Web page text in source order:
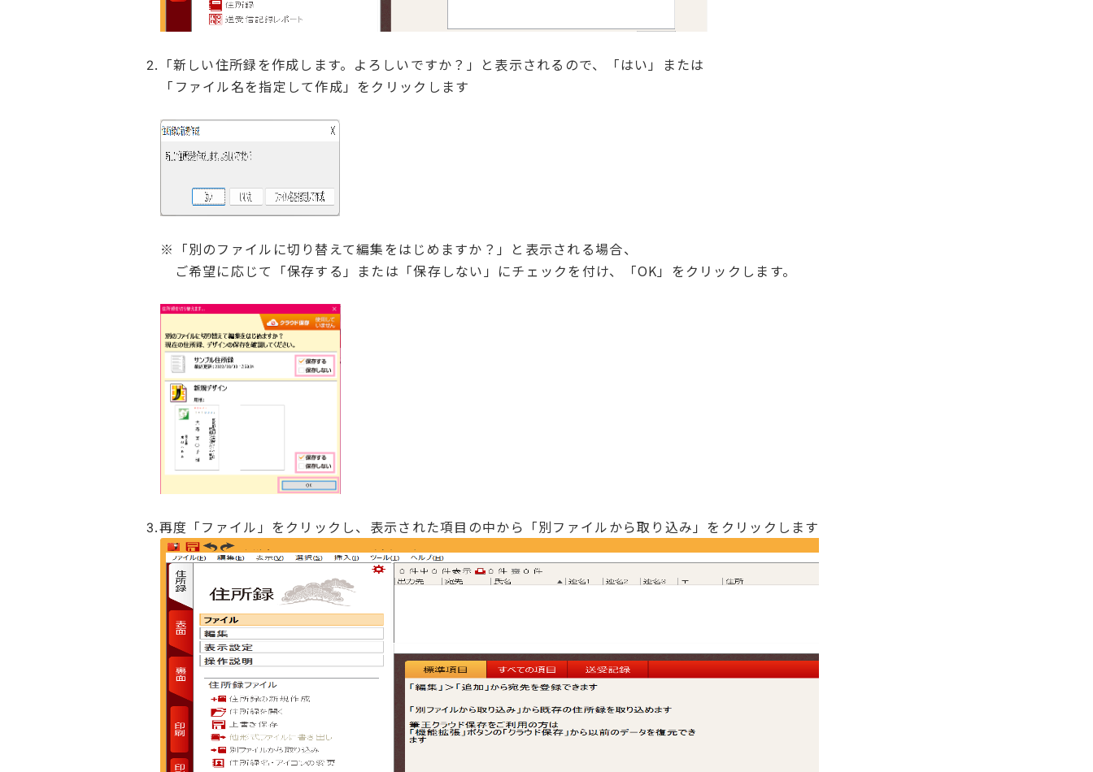
2.「新しい住所録を作成します。よろしいですか？」と表示されるので、「はい」または
「ファイル名を指定して作成」をクリックします
※「別のファイルに切り替えて編集をはじめますか？」と表示される場合、
ご希望に応じて「保存する」または「保存しない」にチェックを付け、「OK」をクリックします。
3.再度「ファイル」をクリックし、表示された項目の中から「別ファイルから取り込み」をクリックします